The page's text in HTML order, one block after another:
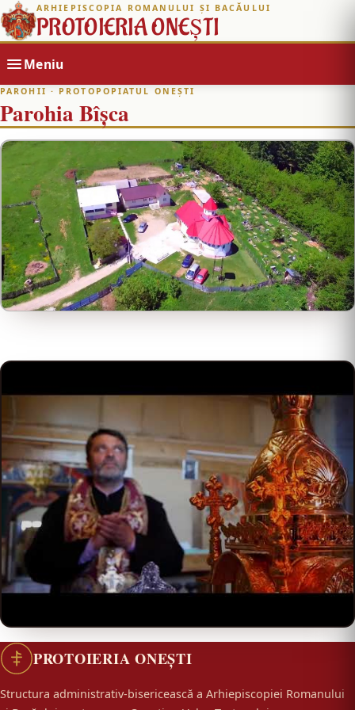
ARHIEPISCOPIA ROMANULUI ȘI BACĂULUI
PROTOIERIA ONEȘTI
Meniu
PAROHII · PROTOPOPIATUL ONEȘTI
Parohia Bîșca
PROTOIERIA ONEȘTI
Structura administrativ-bisericească a Arhiepiscopiei Romanului